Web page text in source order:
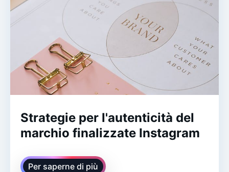
Strategie per l'autenticità del
marchio finalizzate Instagram
Per saperne di più